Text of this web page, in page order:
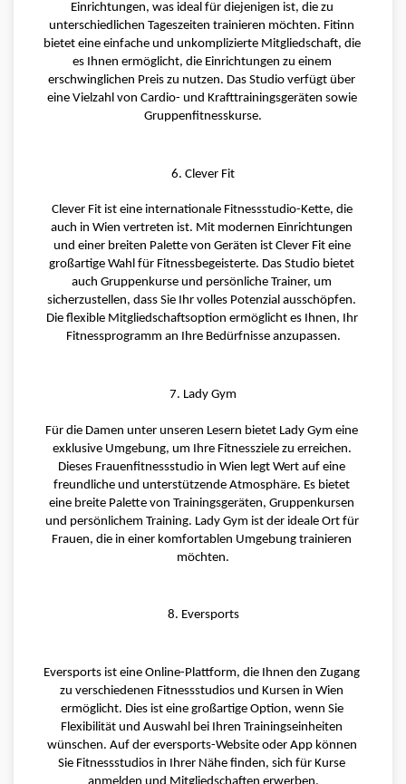
Einrichtungen, was ideal für diejenigen ist, die zu
unterschiedlichen Tageszeiten trainieren möchten. Fitinn
bietet eine einfache und unkomplizierte Mitgliedschaft, die
es Ihnen ermöglicht, die Einrichtungen zu einem
erschwinglichen Preis zu nutzen. Das Studio verfügt über
eine Vielzahl von Cardio- und Krafttrainingsgeräten sowie
Gruppenfitnesskurse.
6. Clever Fit
Clever Fit ist eine internationale Fitnessstudio-Kette, die
auch in Wien vertreten ist. Mit modernen Einrichtungen
und einer breiten Palette von Geräten ist Clever Fit eine
großartige Wahl für Fitnessbegeisterte. Das Studio bietet
auch Gruppenkurse und persönliche Trainer, um
sicherzustellen, dass Sie Ihr volles Potenzial ausschöpfen.
Die flexible Mitgliedschaftsoption ermöglicht es Ihnen, Ihr
Fitnessprogramm an Ihre Bedürfnisse anzupassen.
7. Lady Gym
Für die Damen unter unseren Lesern bietet Lady Gym eine
exklusive Umgebung, um Ihre Fitnessziele zu erreichen.
Dieses Frauenfitnessstudio in Wien legt Wert auf eine
freundliche und unterstützende Atmosphäre. Es bietet
eine breite Palette von Trainingsgeräten, Gruppenkursen
und persönlichem Training. Lady Gym ist der ideale Ort für
Frauen, die in einer komfortablen Umgebung trainieren
möchten.
8. Eversports
Eversports ist eine Online-Plattform, die Ihnen den Zugang
zu verschiedenen Fitnessstudios und Kursen in Wien
ermöglicht. Dies ist eine großartige Option, wenn Sie
Flexibilität und Auswahl bei Ihren Trainingseinheiten
wünschen. Auf der eversports-Website oder App können
Sie Fitnessstudios in Ihrer Nähe finden, sich für Kurse